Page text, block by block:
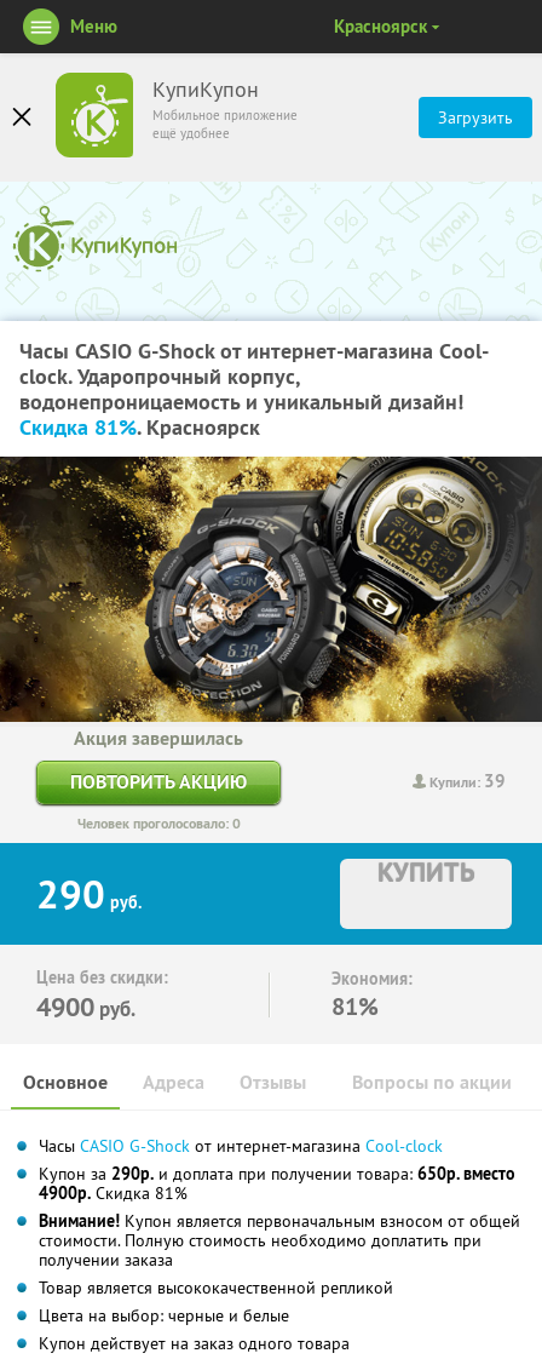
КупиКупон
Мобильное приложение
ещё удобнее
Загрузить
Меню Красноярск
Часы CASIO G-Shock от интернет-магазина Сool-
clock. Ударопрочный корпус,
водонепроницаемость и уникальный дизайн!
Скидка 81%. Красноярск
Купили: 39
Акция завершилась
ПОВТОРИТЬ АКЦИЮ
Человек проголосовало: 0
290 руб.
КУПИТЬ
Цена без скидки:
4900 руб.
Экономия:
81%
Основное Отзывы Вопросы по акции
Адреса
Часы CASIO G-Shock от интернет-магазина Сool-clock
Купон за 290р. и доплата при получении товара: 650р. вместо
4900р. Скидка 81%
Внимание! Купон является первоначальным взносом от общей
стоимости. Полную стоимость необходимо доплатить при
получении заказа
Товар является высококачественной репликой
Цвета на выбор: черные и белые
Купон действует на заказ одного товара